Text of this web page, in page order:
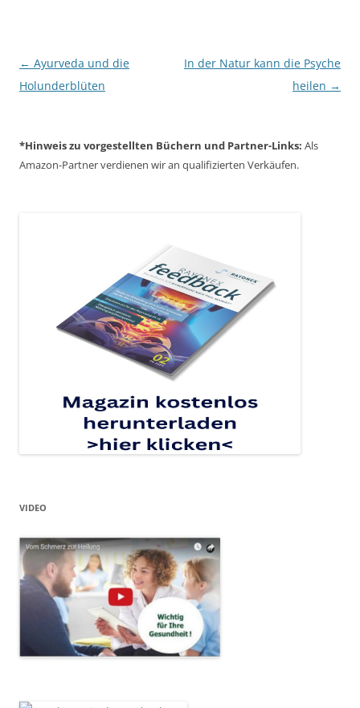
Beitragsnavigation
← Ayurveda und die
Holunderblüten
In der Natur kann die Psyche
heilen →
*Hinweis zu vorgestellten Büchern und Partner-Links: Als
Amazon-Partner verdienen wir an qualifizierten Verkäufen.
VIDEO